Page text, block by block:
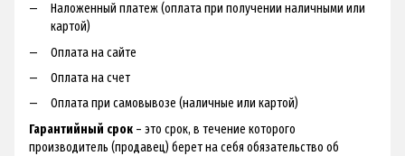
Наложенный платеж (оплата при получении наличными или
картой)
Оплата на сайте
Оплата на счет
Оплата при самовывозе (наличные или картой)
Гарантийный срок – это срок, в течение которого
производитель (продавец) берет на себя обязательство об